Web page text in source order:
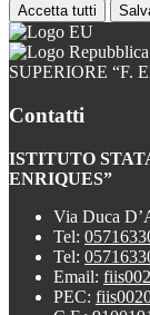
Accetta tutti
SUPERIORE “F.
Contatti
ISTITUTO
ENRIQUES”
Via Duca
Tel:
Tel:
Email:
PEC: